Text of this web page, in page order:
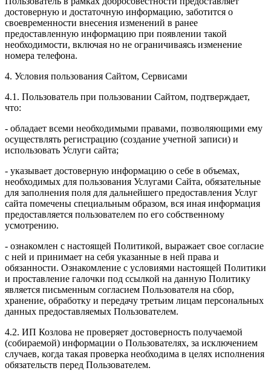
достоверную и достаточную информацию, заботится о
своевременности внесения изменений в ранее
предоставленную информацию при появлении такой
необходимости, включая но не ограничиваясь изменение
номера телефона.
4. Условия пользования Сайтом, Сервисами
4.1. Пользователь при пользовании Сайтом, подтверждает,
что:
- обладает всеми необходимыми правами, позволяющими ему
осуществлять регистрацию (создание учетной записи) и
использовать Услуги сайта;
- указывает достоверную информацию о себе в объемах,
необходимых для пользования Услугами Сайта, обязательные
для заполнения поля для дальнейшего предоставления Услуг
сайта помечены специальным образом, вся иная информация
предоставляется пользователем по его собственному
усмотрению.
- ознакомлен с настоящей Политикой, выражает свое согласие
с ней и принимает на себя указанные в ней права и
обязанности. Ознакомление с условиями настоящей Политики
и проставление галочки под ссылкой на данную Политику
является письменным согласием Пользователя на сбор,
хранение, обработку и передачу третьим лицам персональных
данных предоставляемых Пользователем.
4.2. ИП Козлова не проверяет достоверность получаемой
(собираемой) информации о Пользователях, за исключением
случаев, когда такая проверка необходима в целях исполнения
обязательств перед Пользователем.